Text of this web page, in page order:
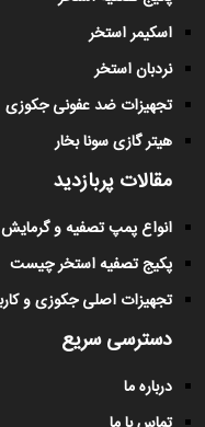
اسکیمر استخر
نردبان استخر
تجهیزات ضد عفونی جکوزی
هیتر گازی سونا بخار
مقالات پربازدید
انواع پمپ تصفیه و
پکیج تصفیه استخر چیست
تجهیزات اصلی جکوزی و
دسترسی سریع
درباره ما